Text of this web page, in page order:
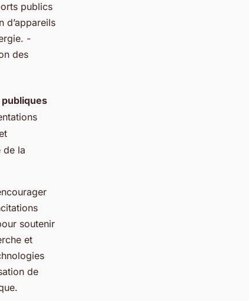
publics
d’appareils
-
des
de la
soutenir
et
de